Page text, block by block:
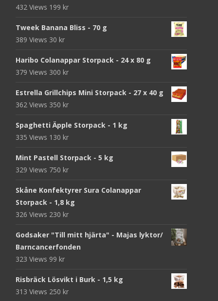
432 Views 199 kr
Tweek Banana Bliss - 70 g
389 Views 30 kr
Haribo Colanappar Storpack - 24 x 80 g
379 Views 300 kr
Estrella Grillchips Mini Storpack - 27 x 40 g
362 Views 350 kr
Spaghetti Äpple Storpack - 1 kg
335 Views 130 kr
Mint Pastell Storpack - 5 kg
329 Views 750 kr
Skåne Konfektyrer Sura Colanappar
Storpack - 1,8 kg
326 Views 230 kr
Godsaker "Till mitt hjärta" - Majas lyktor/
Barncancerfonden
323 Views 99 kr
Risbräck Lösvikt i Burk - 1,5 kg
313 Views 250 kr